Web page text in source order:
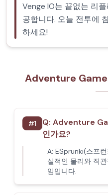
Venge IO는 끝없는 리
공합니다. 오늘 전투에
하세요!
Adventure
#1 Q: Adventure
인가요?
A: ESprunki(스프
실적인 물리와 직
임입니다.